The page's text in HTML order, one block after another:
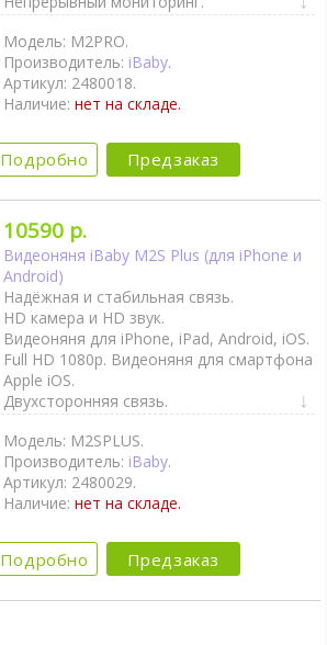
Датчик движения.
Термометр.
Гигрометр.
Колыбельные мелодии.
Ночное видение.
планшет, видеоняня для iPhone, Android).
Модель: M2PRO.
Производитель: iBaby.
Артикул: 2480018.
Наличие:нет на складе.
Подробно Предзаказ
10590 р.
Видеоняня iBaby M2S Plus (для iPhone и
Android)
Надёжная и стабильная связь.
HD камера и HD звук.
Видеоняня для iPhone, iPad, Android, iOS.
Full HD 1080p. Видеоняня для смартфона
Apple iOS.
Двухсторонняя связь.
Активация при плаче (VOX).
Непрерывный мониторинг.
Датчик движения.
Термометр.
Гигрометр.
Ночное видение.
Модель: M2SPLUS.
Производитель: iBaby.
Артикул: 2480029.
Наличие:нет на складе.
Подробно Предзаказ